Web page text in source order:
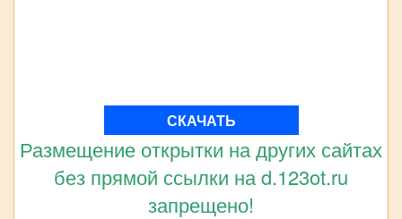
СКАЧАТЬ
Размещение открытки на других сайтах
без прямой ссылки на d.123ot.ru
запрещено!